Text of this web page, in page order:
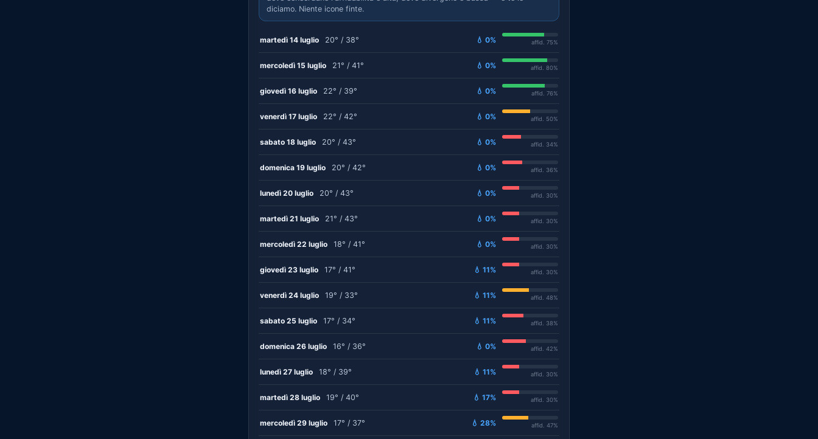
diciamo. Niente icone finte.
martedì 14 luglio 20° / 38° 💧 0% affid. 75%
mercoledì 15 luglio 21° / 41° 💧 0% affid. 80%
giovedì 16 luglio 22° / 39° 💧 0% affid. 76%
venerdì 17 luglio 22° / 42° 💧 0% affid. 50%
sabato 18 luglio 20° / 43° 💧 0% affid. 34%
domenica 19 luglio 20° / 42° 💧 0% affid. 36%
lunedì 20 luglio 20° / 43° 💧 0% affid. 30%
martedì 21 luglio 21° / 43° 💧 0% affid. 30%
mercoledì 22 luglio 18° / 41° 💧 0% affid. 30%
giovedì 23 luglio 17° / 41° 💧 11% affid. 30%
venerdì 24 luglio 19° / 33° 💧 11% affid. 48%
sabato 25 luglio 17° / 34° 💧 11% affid. 38%
domenica 26 luglio 16° / 36° 💧 0% affid. 42%
lunedì 27 luglio 18° / 39° 💧 11% affid. 30%
martedì 28 luglio 19° / 40° 💧 17% affid. 30%
mercoledì 29 luglio 17° / 37° 💧 28% affid. 47%